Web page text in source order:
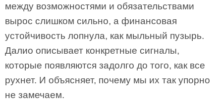
между возможностями и обязательствами
вырос слишком сильно, а финансовая
устойчивость лопнула, как мыльный пузырь.
Далио описывает конкретные сигналы,
которые появляются задолго до того, как все
рухнет. И объясняет, почему мы их так упорно
не замечаем.